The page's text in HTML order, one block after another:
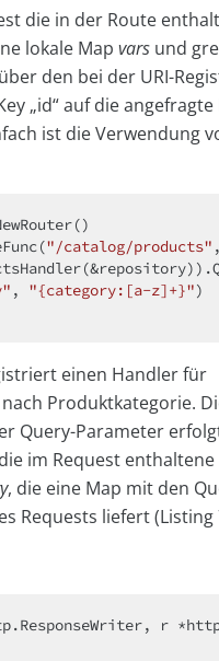
die in der Route
lokale Map vars und
den bei der URI-
„id“ auf die
ist die Verwendung
"/catalog/products"
, "{category:[a-z]+}")
einen Handler für
Produktkategorie.
Query-Parameter
im Request enthaltene
, die eine Map mit den
Requests liefert (Listing
r